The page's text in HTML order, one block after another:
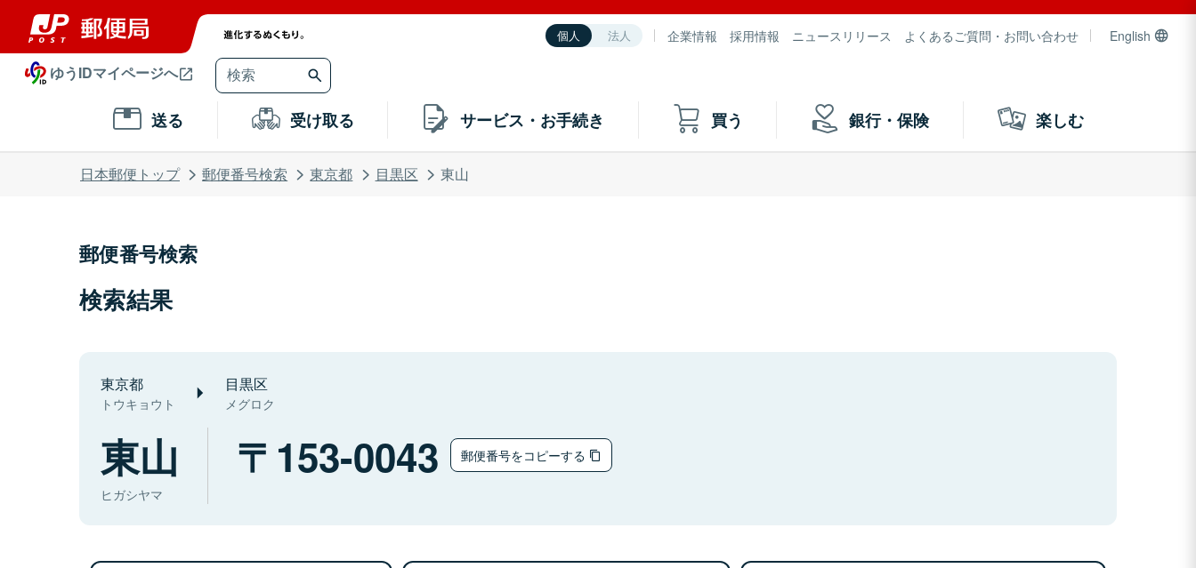
個人 法人 企業情報 採用情報 ニュースリリース よくあるご質問・お問い合わせ English
ゆうIDマイページへ
送る 受け取る サービス・お手続き 買う 銀行・保険 楽しむ
日本郵便トップ 郵便番号検索 東京都 目黒区 東山
郵便番号検索
検索結果
東京都
トウキョウト
目黒区
メグロク
東山
ヒガシヤマ
153-0043 郵便番号をコピーする